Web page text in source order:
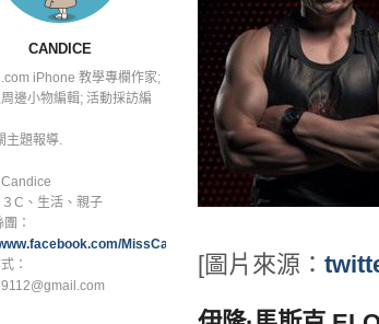
[圖片來源：
CANDICE
iPhone 教學專欄作家;
邊小物編輯; 活動採訪編
主題報導.
C、生活、親子
：
MissCandice112
：